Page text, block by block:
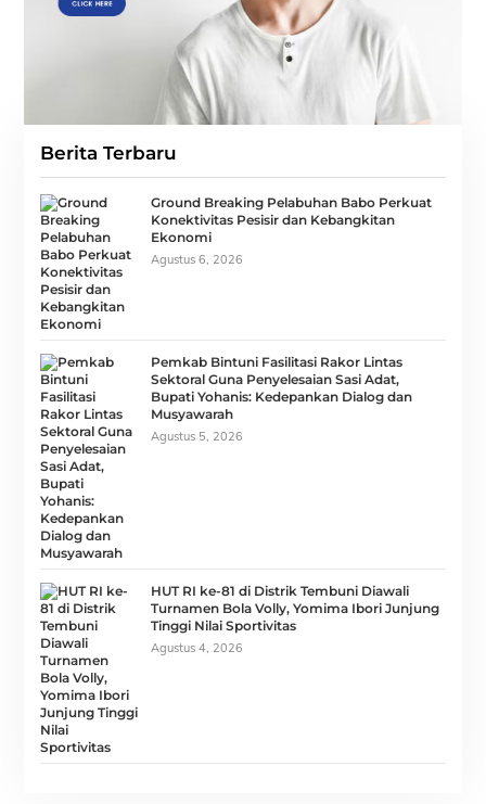
Berita Terbaru
Ground Breaking Pelabuhan Babo Perkuat
Konektivitas Pesisir dan Kebangkitan
Ekonomi
Agustus 6, 2026
Pemkab Bintuni Fasilitasi Rakor Lintas
Sektoral Guna Penyelesaian Sasi Adat,
Bupati Yohanis: Kedepankan Dialog dan
Musyawarah
Agustus 5, 2026
HUT RI ke-81 di Distrik Tembuni Diawali
Turnamen Bola Volly, Yomima Ibori Junjung
Tinggi Nilai Sportivitas
Agustus 4, 2026